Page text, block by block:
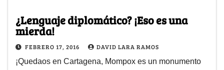
¿Lenguaje diplomático? ¡Eso es una
mierda!
FEBRERO 17, 2016 DAVID LARA RAMOS
¡Quedaos en Cartagena, Mompox es un monumento